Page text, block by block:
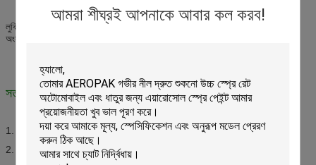
আমরা শীঘ্রই আপনাকে আবার কল করব!
লুব্রিকেট এবং আন-জ্যাম স্টিকি ইঞ্জিন অংশ, জয়েন্ট, সংযোগ এবং তারের.ইঞ্জিনের অভ্যন্তরীণ
অংশগুলি পরিষ্কার করে এবং প্রবেশ করে এবং মরিচা দূর করে।
সতর্কতা
1. তাপ, শিখা, স্পার্ক এবং ইগনিশনের অন্যান্য উত্স থেকে দূরে রাখুন।
2. একটি শীতল, শুষ্ক জায়গায় সংরক্ষণ করুন (45°C);সরাসরি সূর্যালোক এড়িয়ে চলুন।